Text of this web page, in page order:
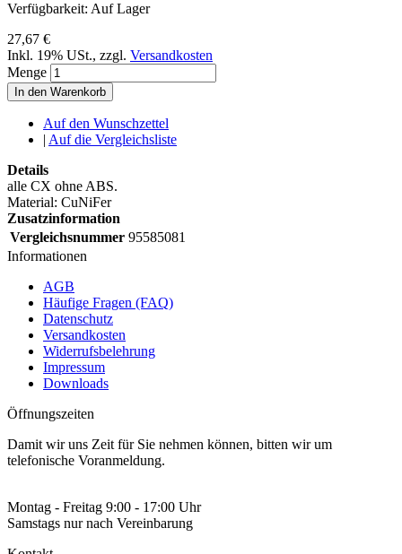
Verfügbarkeit: Auf Lager
27,67 €
Inkl. 19% USt., zzgl. Versandkosten
Menge
In den Warenkorb
Auf den Wunschzettel
| Auf die Vergleichsliste
Details
alle CX ohne ABS.
Material: CuNiFer
Zusatzinformation
Vergleichsnummer 95585081
Informationen
AGB
Häufige Fragen (FAQ)
Datenschutz
Versandkosten
Widerrufsbelehrung
Impressum
Downloads
Öffnungszeiten
Damit wir uns Zeit für Sie nehmen können, bitten wir um
telefonische Voranmeldung.
Montag - Freitag 9:00 - 17:00 Uhr
Samstags nur nach Vereinbarung